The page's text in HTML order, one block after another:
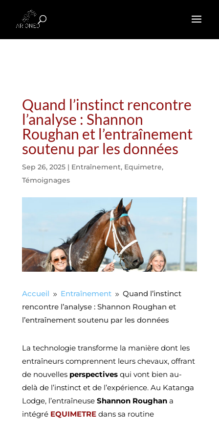
Quand l’instinct rencontre
l’analyse : Shannon
Roughan et l’entraînement
soutenu par les données
Sep 26, 2025| Entraînement, Equimetre,
Témoignages
Accueil 9 Entraînement 9 Quand l’instinct
rencontre l’analyse : Shannon Roughan et
l’entraînement soutenu par les données
La technologie transforme la manière dont les
entraîneurs comprennent leurs chevaux, offrant
de nouvelles perspectivesqui vont bien au-
delà de l’instinct et de l’expérience. Au Katanga
Lodge, l’entraîneuse Shannon Roughana
intégré EQUIMETREdans sa routine